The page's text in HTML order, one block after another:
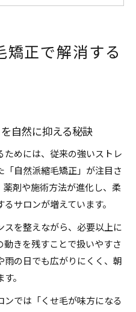
縮毛矯正の最新技術とは
矯正を選ぶポイント
髪になる矯正術
正のケア方法とは
矯正後のスタイリング術
がりを徹底カバーするコ
手入れが劇的に短縮
も人気の理由を解説
縮毛矯正の魅力
ットを叶えるポイント
矯正で解消する
自然に抑える秘訣
ためには、従来の強いストレ
「自然派縮毛矯正」が注目さ
剤や施術方法が進化し、柔
サロンが増えています。
スを整えながら、必要以上に
きを残すことで扱いやすさ
雨の日でも広がりにくく、朝
。
ンでは「くせ毛が味方になる